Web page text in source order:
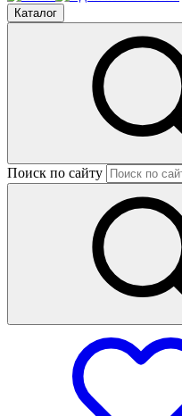
Каталог
Поиск по сайту